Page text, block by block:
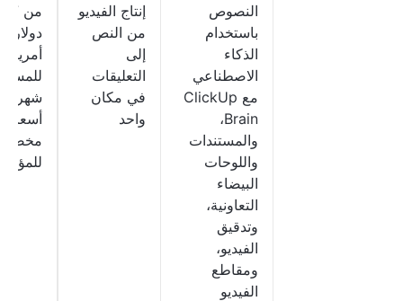
النصوص
باستخدام
الذكاء
الاصطناعي
مع ClickUp
Brain،
والمستندات
واللوحات
البيضاء
التعاونية،
وتدقيق
الفيديو،
ومقاطع
الفيديو
إنتاج الفيديو
من النص
إلى
التعليقات
في مكان
واحد
من 7
شهريًا؛
أسعار